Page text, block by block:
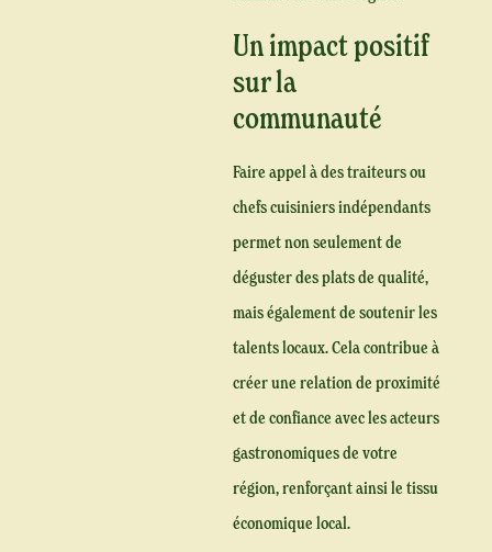
Un impact positif
sur la
communauté
Faire appel à des traiteurs ou
chefs cuisiniers indépendants
permet non seulement de
déguster des plats de qualité,
mais également de soutenir les
talents locaux. Cela contribue à
créer une relation de proximité
et de confiance avec les acteurs
gastronomiques de votre
région, renforçant ainsi le tissu
économique local.